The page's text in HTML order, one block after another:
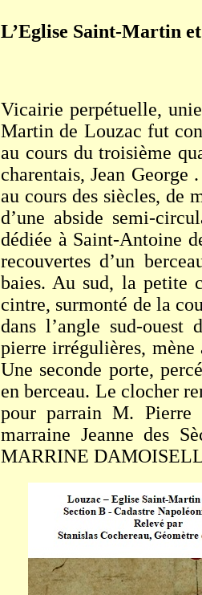
L’Eglise Saint-Martin
Vicairie perpétuelle,
Martin de Louzac fut
au cours du troisième
charentais, Jean
au cours des siècles, de
d’une abside semi-
dédiée à Saint-Antoine
recouvertes d’un
baies. Au sud, la petite
cintre, surmonté de la
dans l’angle sud-
pierre irrégulières, mène
Une seconde porte,
en berceau. Le clocher
pour parrain M.
marraine Jeanne des
MARRINE